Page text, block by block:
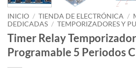
INICIO / TIENDA DE ELECTRÓNICA /
DEDICADAS / TEMPORIZADORES Y
Timer Relay
Programable 5 Periodos